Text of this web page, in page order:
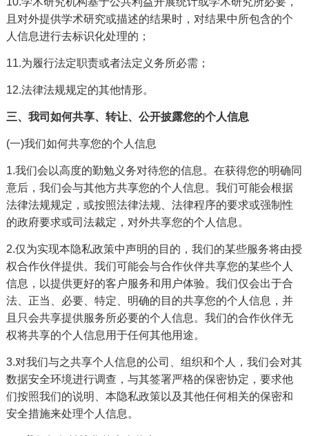
且对外提供学术研究或描述的结果时，对结果中所包含的个
人信息进行去标识化处理的；
11.为履行法定职责或者法定义务所必需；
12.法律法规规定的其他情形。
三、我司如何共享、转让、公开披露您的个人信息
(一)我们如何共享您的个人信息
1.我们会以高度的勤勉义务对待您的信息。在获得您的明确同
意后，我们会与其他方共享您的个人信息。我们可能会根据
法律法规规定，或按照法律法规、法律程序的要求或强制性
的政府要求或司法裁定，对外共享您的个人信息。
2.仅为实现本隐私政策中声明的目的，我们的某些服务将由授
权合作伙伴提供。我们可能会与合作伙伴共享您的某些个人
信息，以提供更好的客户服务和用户体验。我们仅会出于合
法、正当、必要、特定、明确的目的共享您的个人信息，并
且只会共享提供服务所必要的个人信息。我们的合作伙伴无
权将共享的个人信息用于任何其他用途。
3.对我们与之共享个人信息的公司、组织和个人，我们会对其
数据安全环境进行调查，与其签署严格的保密协定，要求他
们按照我们的说明、本隐私政策以及其他任何相关的保密和
安全措施来处理个人信息。